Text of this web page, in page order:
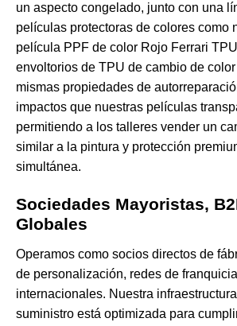
un aspecto congelado, junto con una
películas protectoras de colores como
película PPF de color Rojo Ferrari TPU
envoltorios de TPU de cambio de
mismas propiedades de
impactos que nuestras películas
permitiendo a los talleres vender un
similar a la pintura y protección
simultánea.
Sociedades Mayoristas,
Globales
Operamos como socios directos de
de personalización, redes de
internacionales. Nuestra
suministro está optimizada para